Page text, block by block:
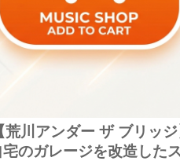
川アンダー ザ ブリッ
のガレージを改造した